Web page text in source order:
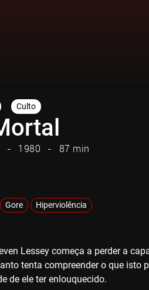
Culto
1980 87 min
Gore Hiperviolência
Lessey começa a perder a
tenta compreender o que isto
de ele ter enlouquecido.